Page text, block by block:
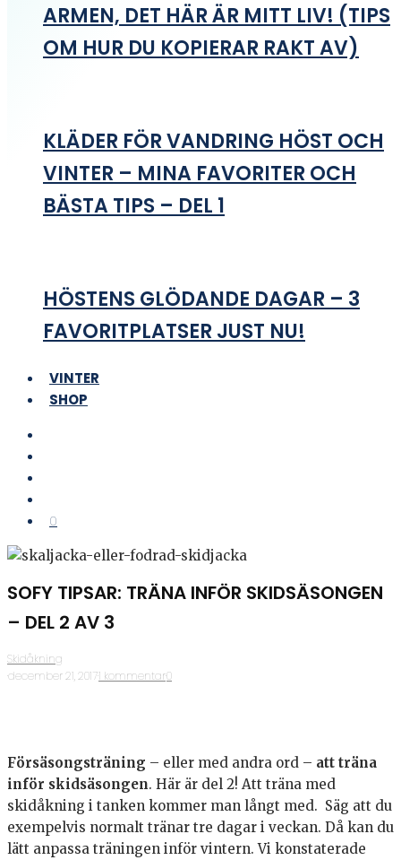
ARMEN, DET HÄR ÄR MITT LIV! (TIPS
OM HUR DU KOPIERAR RAKT AV)
KLÄDER FÖR VANDRING HÖST OCH
VINTER – MINA FAVORITER OCH
BÄSTA TIPS – DEL 1
HÖSTENS GLÖDANDE DAGAR – 3
FAVORITPLATSER JUST NU!
VINTER
SHOP
0
SOFY TIPSAR: TRÄNA INFÖR SKIDSÄSONGEN
– DEL 2 AV 3
Skidåkning
·december 21, 2017·1 kommentar·0
Försäsongsträning – eller med andra ord – att träna
inför skidsäsongen. Här är del 2! Att träna med
skidåkning i tanken kommer man långt med. Säg att du
exempelvis normalt tränar tre dagar i veckan. Då kan du
lätt anpassa träningen inför vintern. Vi konstaterade